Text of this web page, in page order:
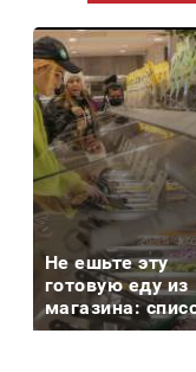
Не ешьте эту
готовую еду из
магазина: